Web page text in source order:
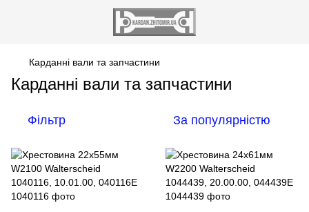
Карданні вали та запчастини
Карданні вали та запчастини
Фільтр За популярністю